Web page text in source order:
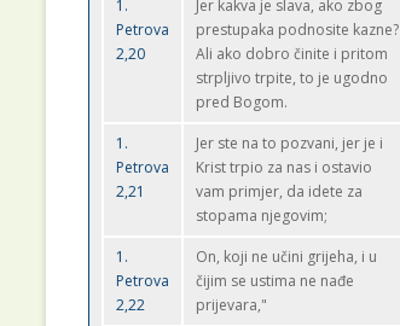
1.
Petrova
2,20
Jer kakva je slava, ako zbog
prestupaka podnosite kazne?
Ali ako dobro činite i pritom
strpljivo trpite, to je ugodno
pred Bogom.
1.
Petrova
2,21
Jer ste na to pozvani, jer je i
Krist trpio za nas i ostavio
vam primjer, da idete za
stopama njegovim;
1.
Petrova
2,22
On, koji ne učini grijeha, i u
čijim se ustima ne nađe
prijevara,"